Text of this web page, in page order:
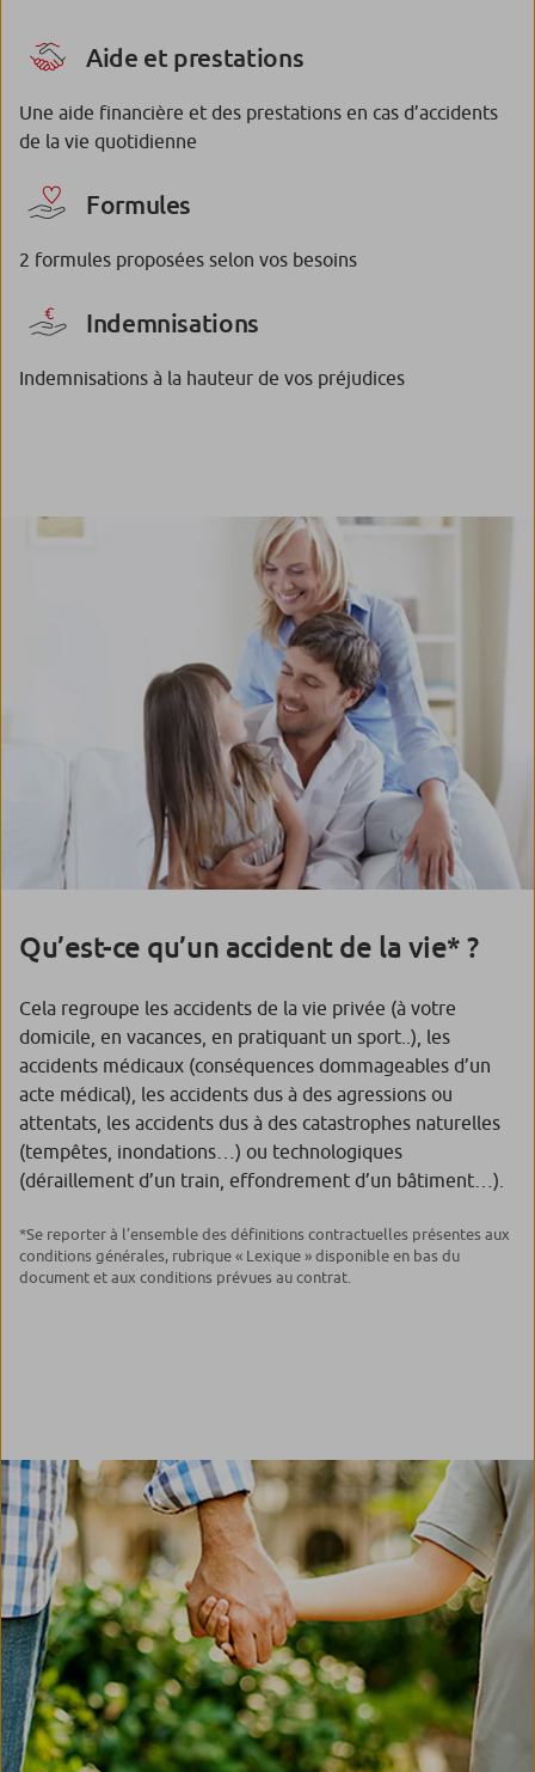
Aide et prestations
Une aide financière et des prestations en cas d’accidents
de la vie quotidienne
Formules
2 formules proposées selon vos besoins
Indemnisations
Indemnisations à la hauteur de vos préjudices
Qu’est-ce qu’un accident de la vie* ?
Cela regroupe les accidents de la vie privée (à votre
domicile, en vacances, en pratiquant un sport..), les
accidents médicaux (conséquences dommageables d’un
acte médical), les accidents dus à des agressions ou
attentats, les accidents dus à des catastrophes naturelles
(tempêtes, inondations…) ou technologiques
(déraillement d’un train, effondrement d’un bâtiment…).
*Se reporter à l’ensemble des définitions contractuelles présentes aux
conditions générales, rubrique « Lexique » disponible en bas du
document et aux conditions prévues au contrat.